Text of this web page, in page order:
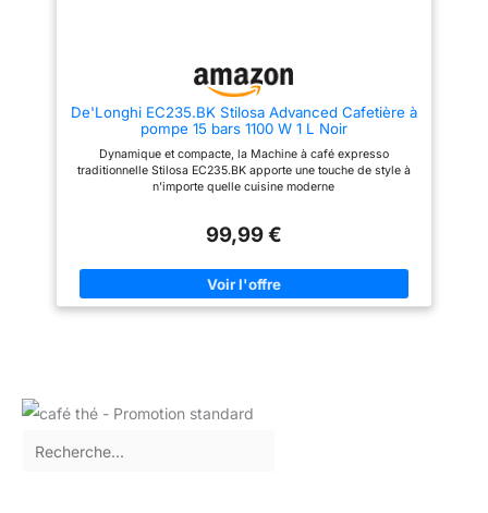
De'Longhi EC235.BK Stilosa Advanced Cafetière à
pompe 15 bars 1100 W 1 L Noir
Dynamique et compacte, la Machine à café expresso
traditionnelle Stilosa EC235.BK apporte une touche de style à
n’importe quelle cuisine moderne
99,99 €